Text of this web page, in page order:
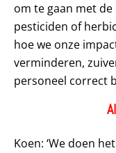
om te gaan met
pesticiden of
hoe we onze
verminderen,
personeel correct
Koen: ‘We doen